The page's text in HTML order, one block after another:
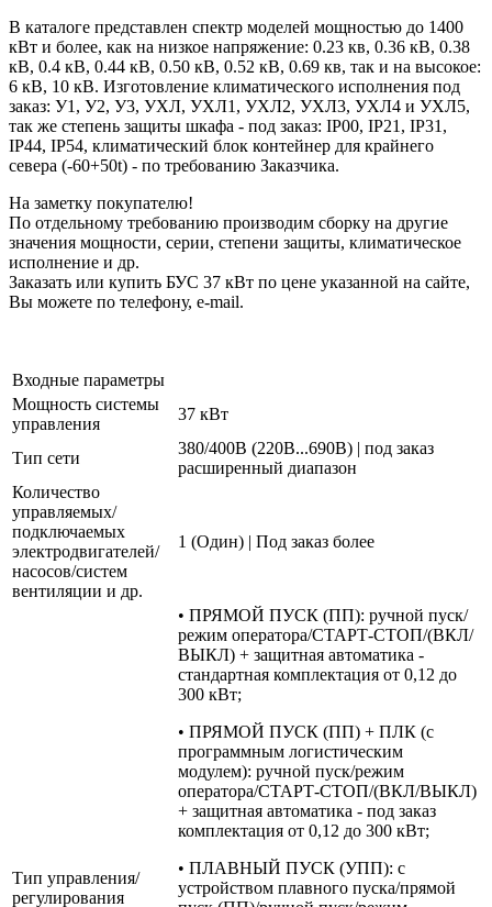
В каталоге представлен спектр моделей мощностью до 1400
кВт и более, как на низкое напряжение: 0.23 кв, 0.36 кВ, 0.38
кВ, 0.4 кВ, 0.44 кВ, 0.50 кВ, 0.52 кВ, 0.69 кв, так и на высокое:
6 кВ, 10 кВ. Изготовление климатического исполнения под
заказ: У1, У2, У3, УХЛ, УХЛ1, УХЛ2, УХЛ3, УХЛ4 и УХЛ5,
так же степень защиты шкафа - под заказ: IP00, IP21, IP31,
IP44, IP54, климатический блок контейнер для крайнего
севера (-60+50t) - по требованию Заказчика.
На заметку покупателю!
По отдельному требованию производим сборку на другие
значения мощности, серии, степени защиты, климатическое
исполнение и др.
Заказать или купить БУС 37 кВт по цене указанной на сайте,
Вы можете по телефону, e-mail.
Входные параметры
Мощность системы
управления
37 кВт
Тип сети
380/400В (220В...690В) | под заказ
расширенный диапазон
Количество
управляемых/
подключаемых
электродвигателей/
насосов/систем
вентиляции и др.
1 (Один) | Под заказ более
Тип управления/
регулирования
• ПРЯМОЙ ПУСК (ПП): ручной пуск/
режим оператора/СТАРТ-СТОП/(ВКЛ/
ВЫКЛ) + защитная автоматика -
стандартная комплектация от 0,12 до
300 кВт;
• ПРЯМОЙ ПУСК (ПП) + ПЛК (с
программным логистическим
модулем): ручной пуск/режим
оператора/СТАРТ-СТОП/(ВКЛ/ВЫКЛ)
+ защитная автоматика - под заказ
комплектация от 0,12 до 300 кВт;
• ПЛАВНЫЙ ПУСК (УПП): с
устройством плавного пуска/прямой